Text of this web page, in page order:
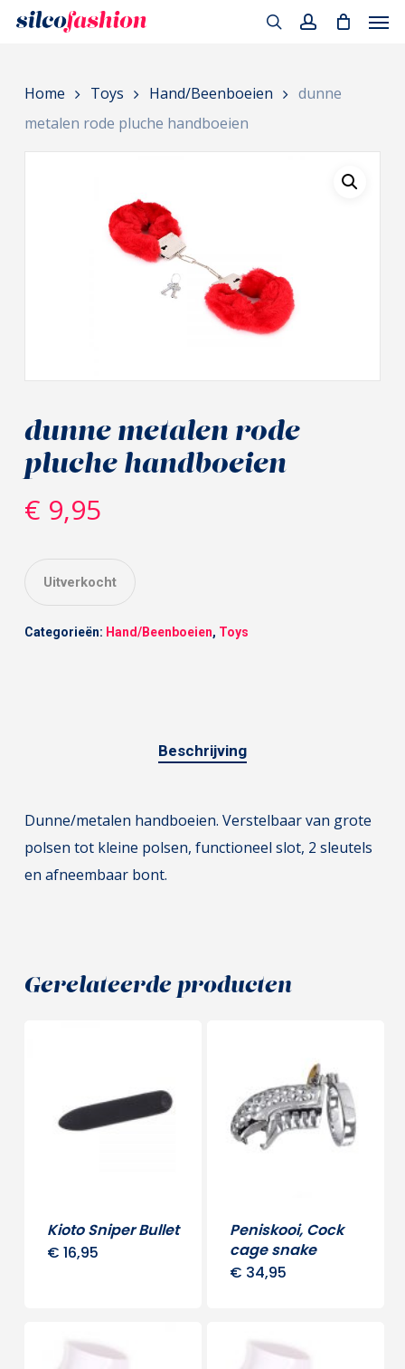
Skip
content
Home Toys Hand/Beenboeien
dunne
metalen rode pluche handboeien
dunne metalen rode
pluche handboeien
€ 9,95
Uitverkocht
Categorieën: Hand/Beenboeien, Toys
Beschrijving
Dunne/metalen handboeien. Verstelbaar van grote
polsen tot kleine polsen, functioneel slot, 2 sleutels
en afneembaar bont.
Gerelateerde producten
Kioto Sniper Bullet
€ 16,95
Peniskooi, Cock
cage snake
€ 34,95